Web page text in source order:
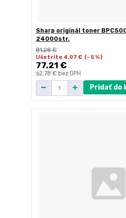
Sharp originál toner
24000str.
81,28 €
Ušetríte 4,07 € (- 5 %)
77,21 €
62,78 € bez DPH
Pridať do